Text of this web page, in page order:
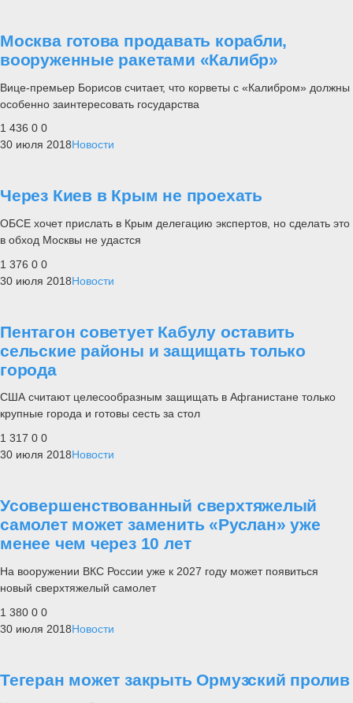
Москва готова продавать корабли,
вооруженные ракетами «Калибр»
Вице-премьер Борисов считает, что корветы с «Калибром» должны
особенно заинтересовать государства
1 436 0 0
30 июля 2018Новости
Через Киев в Крым не проехать
ОБСЕ хочет прислать в Крым делегацию экспертов, но сделать это
в обход Москвы не удастся
1 376 0 0
30 июля 2018Новости
Пентагон советует Кабулу оставить
сельские районы и защищать только
города
США считают целесообразным защищать в Афганистане только
крупные города и готовы сесть за стол
1 317 0 0
30 июля 2018Новости
Усовершенствованный сверхтяжелый
самолет может заменить «Руслан» уже
менее чем через 10 лет
На вооружении ВКС России уже к 2027 году может появиться
новый сверхтяжелый самолет
1 380 0 0
30 июля 2018Новости
Тегеран может закрыть Ормузский пролив